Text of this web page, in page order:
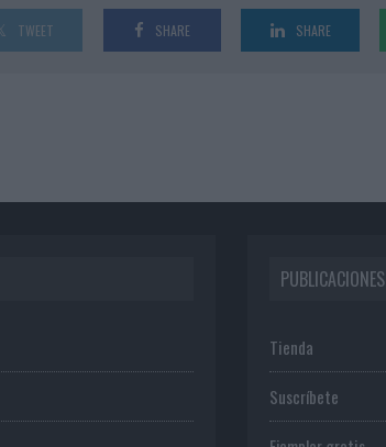
TWEET SHARE SHARE
PUBLICACIONES
Tienda
Suscríbete